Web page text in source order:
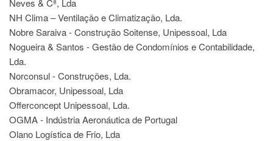
NH Clima – Ventilação e Climatização, Lda.
Nobre Saraiva - Construção Soitense, Unipessoal, Lda
Nogueira & Santos - Gestão de Condomínios e Contabilidade,
Lda.
Norconsul - Construções, Lda.
Obramacor, Unipessoal, Lda
Offerconcept Unipessoal, Lda.
OGMA - Indústria Aeronáutica de Portugal
Olano Logística de Frio, Lda